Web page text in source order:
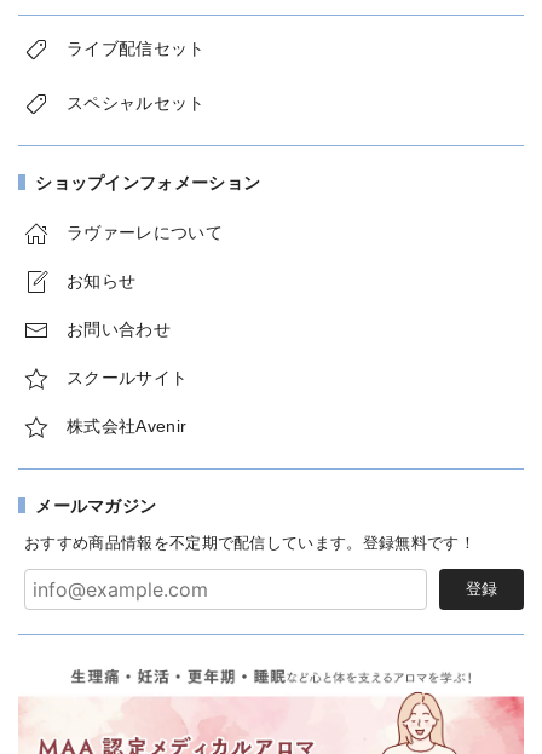
ライブ配信セット
スペシャルセット
ショップインフォメーション
ラヴァーレについて
お知らせ
お問い合わせ
スクールサイト
株式会社Avenir
メールマガジン
おすすめ商品情報を不定期で配信しています。登録無料です！
登録